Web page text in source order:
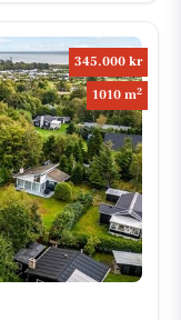
345.000 kr
1010 m2